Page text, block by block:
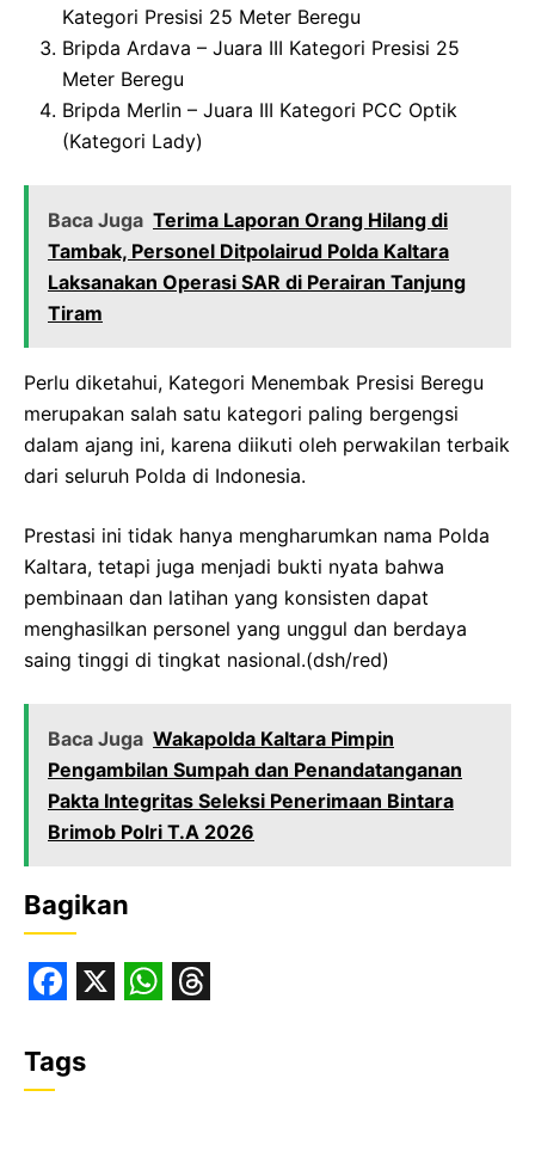
Kategori Presisi 25 Meter Beregu
Bripda Ardava – Juara III Kategori Presisi 25
Meter Beregu
Bripda Merlin – Juara III Kategori PCC Optik
(Kategori Lady)
Baca Juga Terima Laporan Orang Hilang di
Tambak, Personel Ditpolairud Polda Kaltara
Laksanakan Operasi SAR di Perairan Tanjung
Tiram
Perlu diketahui, Kategori Menembak Presisi Beregu
merupakan salah satu kategori paling bergengsi
dalam ajang ini, karena diikuti oleh perwakilan terbaik
dari seluruh Polda di Indonesia.
Prestasi ini tidak hanya mengharumkan nama Polda
Kaltara, tetapi juga menjadi bukti nyata bahwa
pembinaan dan latihan yang konsisten dapat
menghasilkan personel yang unggul dan berdaya
saing tinggi di tingkat nasional.(dsh/red)
Baca Juga Wakapolda Kaltara Pimpin
Pengambilan Sumpah dan Penandatanganan
Pakta Integritas Seleksi Penerimaan Bintara
Brimob Polri T.A 2026
Bagikan
a
c
Tags